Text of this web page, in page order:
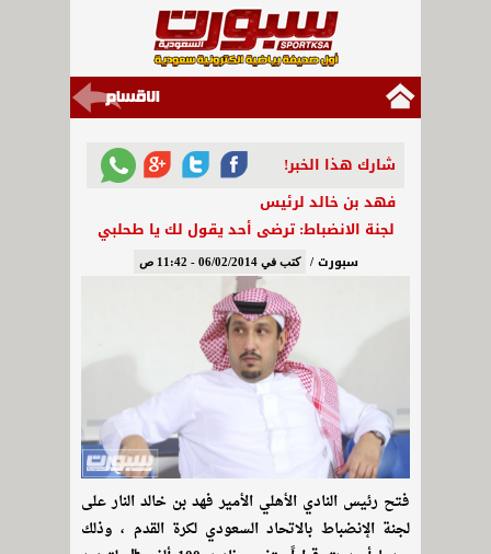
شارك هذا الخبر!
فهد بن خالد لرئيس
لجنة الانضباط: ترضى أحد يقول لك يا طحلبي
سبورت / كتب في 06/02/2014 - 11:42 ص
فتح رئيس النادي الأهلي الأمير فهد بن خالد النار على
لجنة الإنضباط بالاتحاد السعودي لكرة القدم ، وذلك